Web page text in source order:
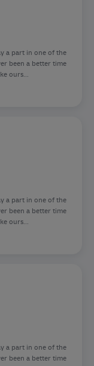
a part in one of the
been a better time
ours...
a part in one of the
been a better time
ours...
a part in one of the
been a better time